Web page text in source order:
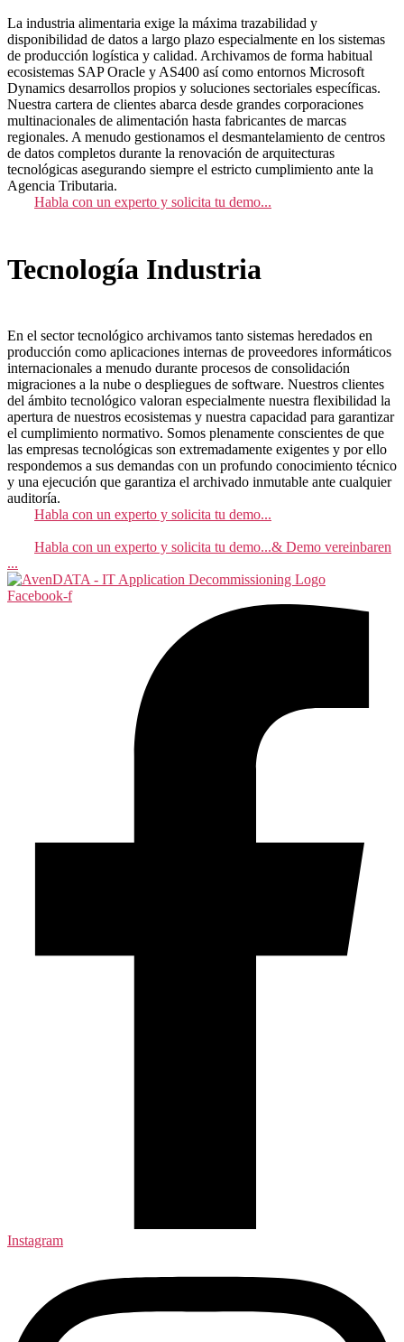
La industria alimentaria exige la máxima trazabilidad y
disponibilidad de datos a largo plazo especialmente en los sistemas
de producción logística y calidad. Archivamos de forma habitual
ecosistemas SAP Oracle y AS400 así como entornos Microsoft
Dynamics desarrollos propios y soluciones sectoriales específicas.
Nuestra cartera de clientes abarca desde grandes corporaciones
multinacionales de alimentación hasta fabricantes de marcas
regionales. A menudo gestionamos el desmantelamiento de centros
de datos completos durante la renovación de arquitecturas
tecnológicas asegurando siempre el estricto cumplimiento ante la
Agencia Tributaria.
Habla con un experto y solicita tu demo...
Tecnología Industria
En el sector tecnológico archivamos tanto sistemas heredados en
producción como aplicaciones internas de proveedores informáticos
internacionales a menudo durante procesos de consolidación
migraciones a la nube o despliegues de software. Nuestros clientes
del ámbito tecnológico valoran especialmente nuestra flexibilidad la
apertura de nuestros ecosistemas y nuestra capacidad para garantizar
el cumplimiento normativo. Somos plenamente conscientes de que
las empresas tecnológicas son extremadamente exigentes y por ello
respondemos a sus demandas con un profundo conocimiento técnico
y una ejecución que garantiza el archivado inmutable ante cualquier
auditoría.
Habla con un experto y solicita tu demo...
Habla con un experto y solicita tu demo...& Demo vereinbaren
...
Facebook-f
Instagram